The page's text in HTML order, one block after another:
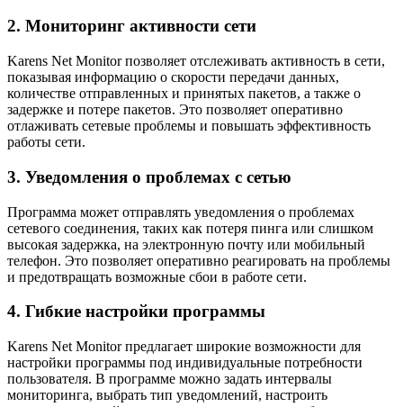
2. Мониторинг активности сети
Karens Net Monitor позволяет отслеживать активность в сети,
показывая информацию о скорости передачи данных,
количестве отправленных и принятых пакетов, а также о
задержке и потере пакетов. Это позволяет оперативно
отлаживать сетевые проблемы и повышать эффективность
работы сети.
3. Уведомления о проблемах с сетью
Программа может отправлять уведомления о проблемах
сетевого соединения, таких как потеря пинга или слишком
высокая задержка, на электронную почту или мобильный
телефон. Это позволяет оперативно реагировать на проблемы
и предотвращать возможные сбои в работе сети.
4. Гибкие настройки программы
Karens Net Monitor предлагает широкие возможности для
настройки программы под индивидуальные потребности
пользователя. В программе можно задать интервалы
мониторинга, выбрать тип уведомлений, настроить